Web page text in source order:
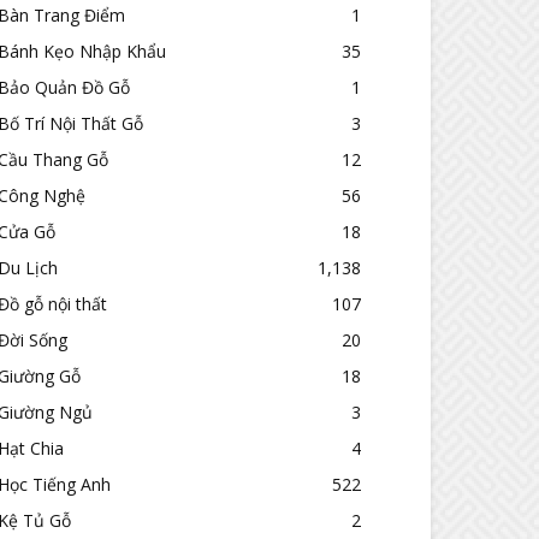
Trang Điểm
1
Kẹo Nhập Khẩu
35
Quản Đồ Gỗ
1
Trí Nội Thất Gỗ
3
Thang Gỗ
12
Nghệ
56
Gỗ
18
Lịch
1,138
gỗ nội thất
107
Sống
20
Gỗ
18
Ngủ
3
Chia
4
Tiếng Anh
522
Tủ Gỗ
2